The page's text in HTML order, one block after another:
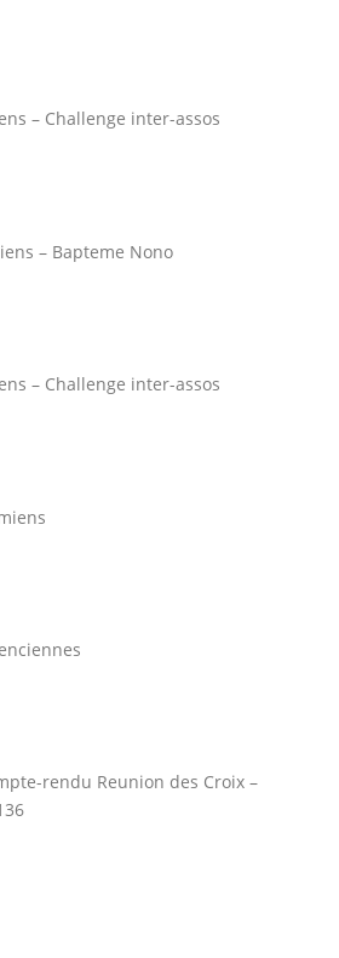
– Challenge inter-assos
– Bapteme Nono
– Challenge inter-assos
rendu Reunion des Croix –